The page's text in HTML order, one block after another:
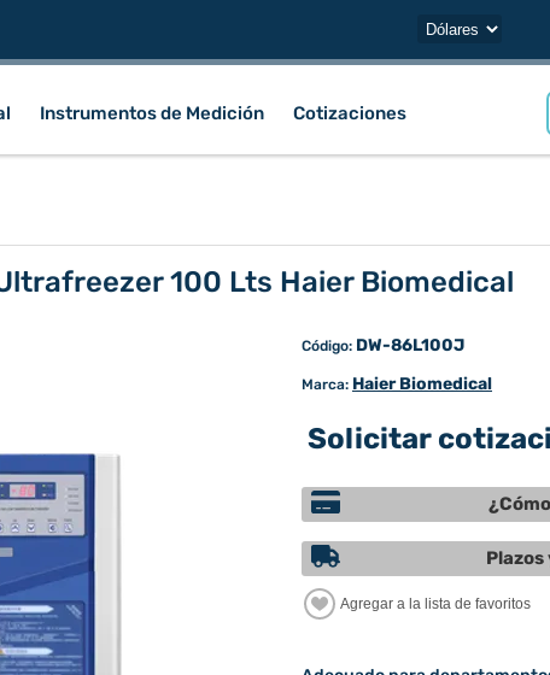
Instrumentos de Medición Cotizaciones
100 Lts Haier Biomedical
Código: DW-86L100J
Marca: Haier Biomedical
Solicitar
Plazos